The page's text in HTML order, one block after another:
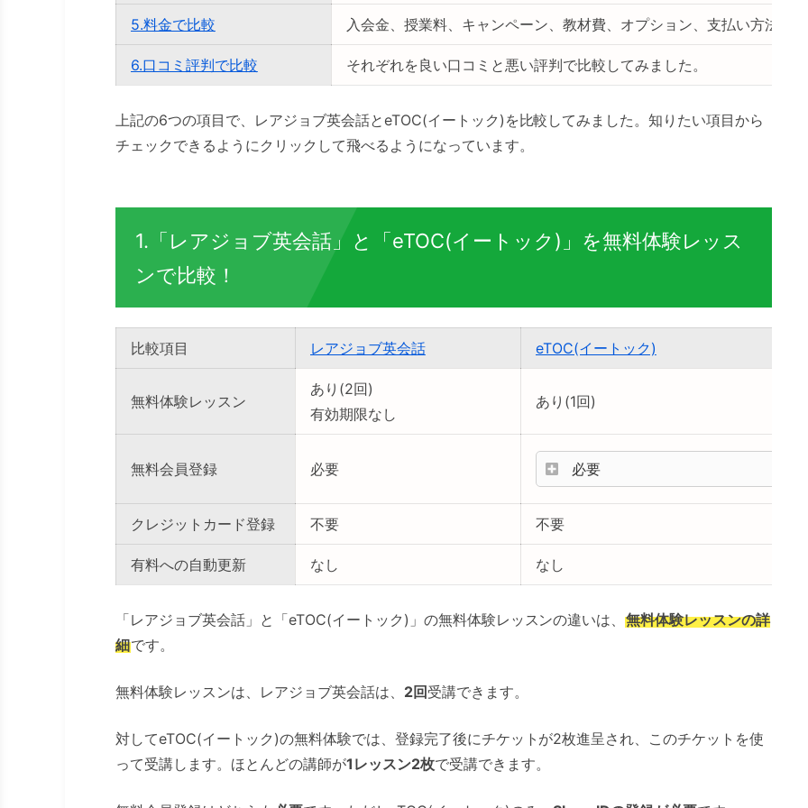
5.料金で比較 入会金、授業料、キャンペーン、教材費、オプション、支払い方法な
6.口コミ評判で比較 それぞれを良い口コミと悪い評判で比較してみました。
上記の6つの項目で、レアジョブ英会話とeTOC(イートック)を比較してみました。知りたい項目から
チェックできるようにクリックして飛べるようになっています。
1.「レアジョブ英会話」と「eTOC(イートック)」を無料体験レッス
ンで比較！
比較項目 レアジョブ英会話 eTOC(イートック)
無料体験レッスン
あり(2回)
有効期限なし
あり(1回)
無料会員登録 必要 必要
クレジットカード登録 不要 不要
有料への自動更新 なし なし
「レアジョブ英会話」と「eTOC(イートック)」の無料体験レッスンの違いは、無料体験レッスンの詳
細です。
無料体験レッスンは、レアジョブ英会話は、 2回 受講できます。
対してeTOC(イートック)の無料体験では、登録完了後にチケットが2枚進呈され、このチケットを使
って受講します。ほとんどの講師が1レッスン2枚で受講できます。